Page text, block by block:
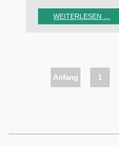
WEITERLESEN …
Anfang 1